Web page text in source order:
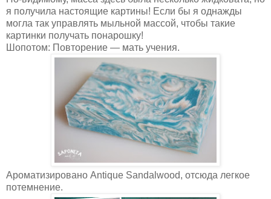
я получила настоящие картины! Если бы я однажды
могла так управлять мыльной массой, чтобы такие
картинки получать понарошку!
Шопотом: Повторение — мать учения.
Ароматизировано Antique Sandalwood, отсюда легкое
потемнение.